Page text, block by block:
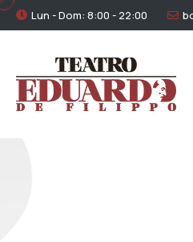
Lun - Dom: 8:00 - 22:00